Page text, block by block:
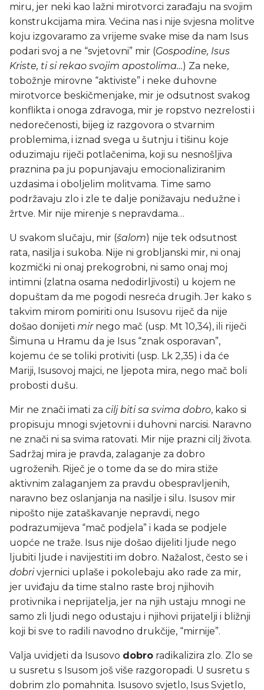
miru, jer neki kao lažni mirotvorci zarađaju na svojim
konstrukcijama mira. Većina nas i nije svjesna molitve
koju izgovaramo za vrijeme svake mise da nam Isus
podari svoj a ne “svjetovni” mir (Gospodine, Isus
Kriste, ti si rekao svojim apostolima…) Za neke,
tobožnje mirovne “aktiviste” i neke duhovne
mirotvorce beskičmenjake, mir je odsutnost svakog
konflikta i onoga zdravoga, mir je ropstvo nezrelosti i
nedorečenosti, bijeg iz razgovora o stvarnim
problemima, i iznad svega u šutnju i tišinu koje
oduzimaju riječi potlačenima, koji su nesnošljiva
praznina pa ju popunjavaju emocionaliziranim
uzdasima i oboljelim molitvama. Time samo
podržavaju zlo i zle te dalje ponižavaju nedužne i
žrtve. Mir nije mirenje s nepravdama…
U svakom slučaju, mir (šalom) nije tek odsutnost
rata, nasilja i sukoba. Nije ni grobljanski mir, ni onaj
kozmički ni onaj prekogrobni, ni samo onaj moj
intimni (zlatna osama nedodirljivosti) u kojem ne
dopuštam da me pogodi nesreća drugih. Jer kako s
takvim mirom pomiriti onu Isusovu riječ da nije
došao donijeti mirnego mač (usp. Mt 10,34), ili riječi
Šimuna u Hramu da je Isus “znak osporavan”,
kojemu će se toliki protiviti (usp. Lk 2,35) i da će
Mariji, Isusovoj majci, ne ljepota mira, nego mač boli
probosti dušu.
Mir ne znači imati za cilj biti sa svima dobro, kako si
propisuju mnogi svjetovni i duhovni narcisi. Naravno
ne znači ni sa svima ratovati. Mir nije prazni cilj života.
Sadržaj mira je pravda, zalaganje za dobro
ugroženih. Riječ je o tome da se do mira stiže
aktivnim zalaganjem za pravdu obespravljenih,
naravno bez oslanjanja na nasilje i silu. Isusov mir
nipošto nije zataškavanje nepravdi, nego
podrazumijeva “mač podjela” i kada se podjele
uopće ne traže. Isus nije došao dijeliti ljude nego
ljubiti ljude i navijestiti im dobro. Nažalost, često se i
dobrivjernici uplaše i pokolebaju ako rade za mir,
jer uviđaju da time stalno raste broj njihovih
protivnika i neprijatelja, jer na njih ustaju mnogi ne
samo zli ljudi nego odustaju i njihovi prijatelji i bližnji
koji bi sve to radili navodno drukčije, “mirnije”.
Valja uvidjeti da Isusovo dobro radikalizira zlo. Zlo se
u susretu s Isusom još više razgoropadi. U susretu s
dobrim zlo pomahnita. Isusovo svjetlo, Isus Svjetlo,